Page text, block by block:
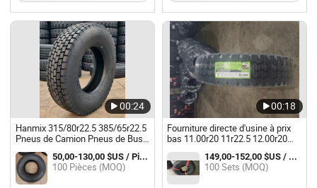
00:24
Hanmix 315/80r22.5 385/65r22.5
Pneus de Camion Pneus de Bus
Pneus TBR
50,00-130,00 $US / Pièce
100 Pièces (MOQ)
00:18
Fourniture directe d'usine à prix
bas 11.00r20 11r22.5 12.00r20
Az026 Pneus radiaux pour
camions / Pneus TBR pour
l'exploitation minière et la
construction
149,00-152,00 $US / Jeu
100 Sets (MOQ)